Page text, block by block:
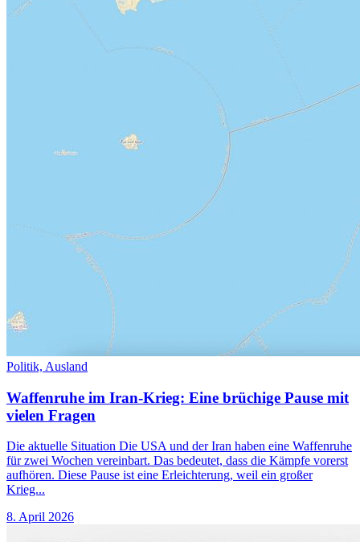
Politik, Ausland
Waffenruhe im Iran-Krieg: Eine brüchige Pause mit
vielen Fragen
Die aktuelle Situation Die USA und der Iran haben eine Waffenruhe
für zwei Wochen vereinbart. Das bedeutet, dass die Kämpfe vorerst
aufhören. Diese Pause ist eine Erleichterung, weil ein großer
Krieg...
8. April 2026